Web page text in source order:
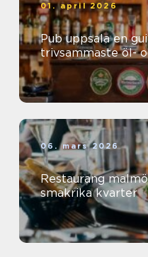
01. april 2026
Pub uppsala en guide till stans
trivsammaste öl-
06. mars 2026
Restaurang malmö en guide till
smakrika kvarter